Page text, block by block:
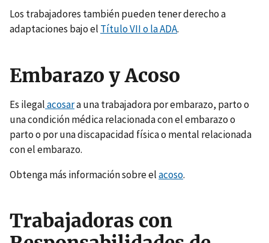
Los trabajadores también pueden tener derecho a
adaptaciones bajo el Título VII o la ADA.
Embarazo y Acoso
Es ilegalacosara una trabajadora por embarazo, parto o
una condición médica relacionada con el embarazo o
parto o por una discapacidad física o mental relacionada
con el embarazo.
Obtenga más información sobre elacoso.
Trabajadoras con